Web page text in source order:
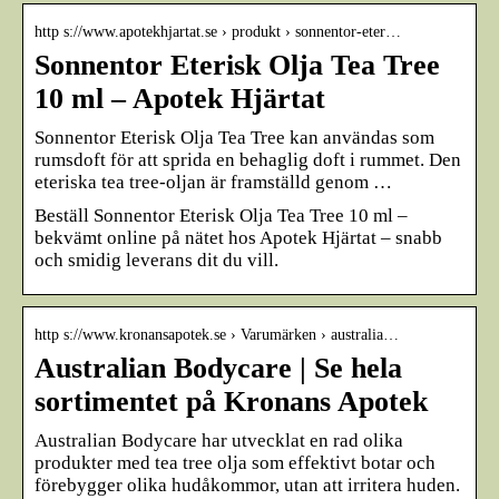
http s://www.apotekhjartat.se › produkt › sonnentor-eter…
Sonnentor Eterisk Olja Tea Tree
10 ml – Apotek Hjärtat
Sonnentor Eterisk Olja Tea Tree kan användas som
rumsdoft för att sprida en behaglig doft i rummet. Den
eteriska tea tree-oljan är framställd genom …
Beställ Sonnentor Eterisk Olja Tea Tree 10 ml –
bekvämt online på nätet hos Apotek Hjärtat – snabb
och smidig leverans dit du vill.
http s://www.kronansapotek.se › Varumärken › australia…
Australian Bodycare | Se hela
sortimentet på Kronans Apotek
Australian Bodycare har utvecklat en rad olika
produkter med tea tree olja som effektivt botar och
förebygger olika hudåkommor, utan att irritera huden.